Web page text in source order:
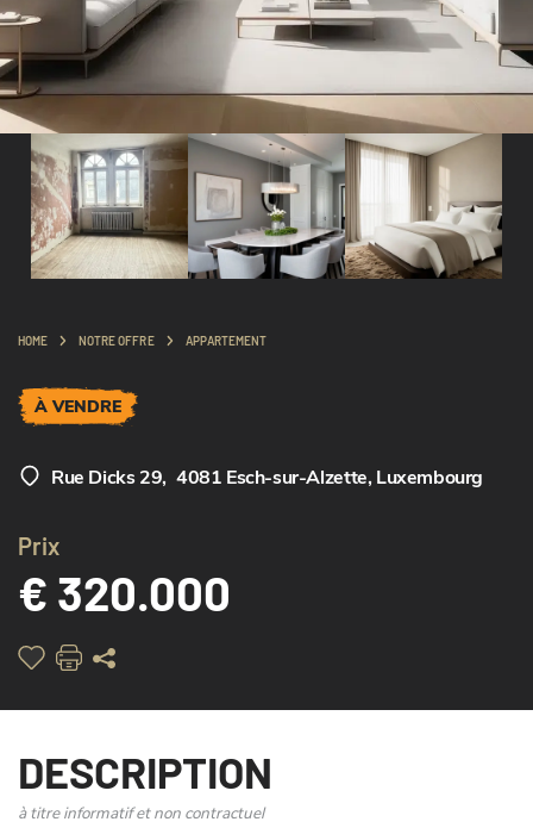
HOME NOTRE OFFRE APPARTEMENT
À VENDRE
Rue Dicks 29, 4081 Esch-sur-Alzette, Luxembourg
Prix
€ 320.000
DESCRIPTION
à titre informatif et non contractuel